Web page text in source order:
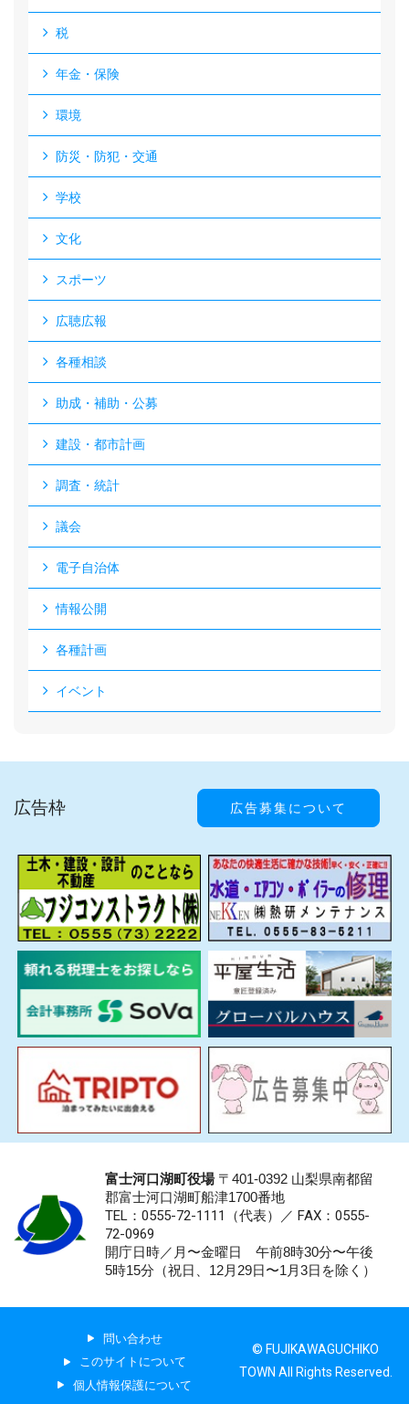
税
年金・保険
環境
防災・防犯・交通
学校
文化
スポーツ
広聴広報
各種相談
助成・補助・公募
建設・都市計画
調査・統計
議会
電子自治体
情報公開
各種計画
イベント
広告枠 広告募集について
富士河口湖町役場〒401-0392 山梨県南都留
郡富士河口湖町船津1700番地
TEL：0555-72-1111 （代表）／ FAX：0555-
72-0969
開庁日時／月〜金曜日 午前8時30分〜午後
5時15分（祝日、12月29日〜1月3日を除く）
問い合わせ
このサイトについて
個人情報保護について
© FUJIKAWAGUCHIKO
TOWN All Rights Reserved.